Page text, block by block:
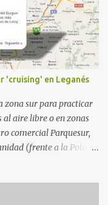
'cruising' en Leganés
zona sur para practicar
al aire libre o en zonas
comercial Parquesur,
(frente a la Policía